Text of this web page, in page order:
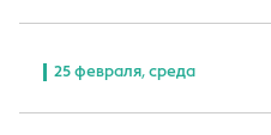
25 февраля, среда